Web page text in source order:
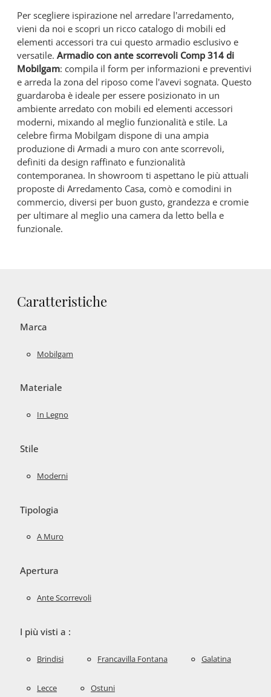
Per scegliere ispirazione nel arredare l’arredamento,
vieni da noi e scopri un ricco catalogo di mobili ed
elementi accessori tra cui questo armadio esclusivo e
versatile. Armadio con ante scorrevoli Comp 314 di
Mobilgam: compila il form per informazioni e preventivi
e arreda la zona del riposo come l'avevi sognata. Questo
guardaroba è ideale per essere posizionato in un
ambiente arredato con mobili ed elementi accessori
moderni, mixando al meglio funzionalità e stile. La
celebre firma Mobilgam dispone di una ampia
produzione di Armadi a muro con ante scorrevoli,
definiti da design raffinato e funzionalità
contemporanea. In showroom ti aspettano le più attuali
proposte di Arredamento Casa, comò e comodini in
commercio, diversi per buon gusto, grandezza e cromie
per ultimare al meglio una camera da letto bella e
funzionale.
Caratteristiche
Marca
Mobilgam
Materiale
In Legno
Stile
Moderni
Tipologia
A Muro
Apertura
Ante Scorrevoli
I più visti a :
Brindisi Francavilla Fontana Galatina
Lecce Ostuni